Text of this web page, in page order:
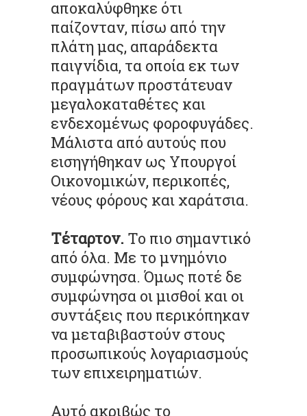
αποκαλύφθηκε ότι
παίζονταν, πίσω από την
πλάτη μας, απαράδεκτα
παιγνίδια, τα οποία εκ των
πραγμάτων προστάτευαν
μεγαλοκαταθέτες και
ενδεχομένως φοροφυγάδες.
Μάλιστα από αυτούς που
εισηγήθηκαν ως Υπουργοί
Οικονομικών, περικοπές,
νέους φόρους και χαράτσια.
Τέταρτον. Το πιο σημαντικό
από όλα. Με το μνημόνιο
συμφώνησα. Όμως ποτέ δε
συμφώνησα οι μισθοί και οι
συντάξεις που περικόπηκαν
να μεταβιβαστούν στους
προσωπικούς λογαριασμούς
των επιχειρηματιών.
Αυτό ακριβώς το